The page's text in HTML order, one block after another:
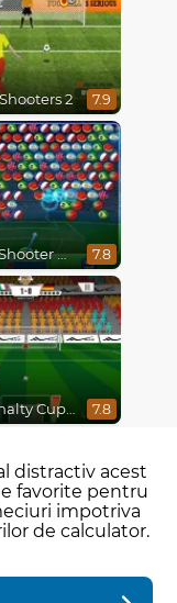
2 7.9
Bubble Shooter World Cup 7.8
Euro Penalty Cup 2021 7.8
distractiv acest
favorite pentru
impotriva
de calculator.